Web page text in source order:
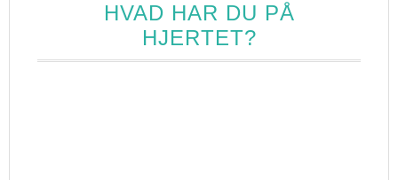
HVAD HAR DU PÅ
HJERTET?